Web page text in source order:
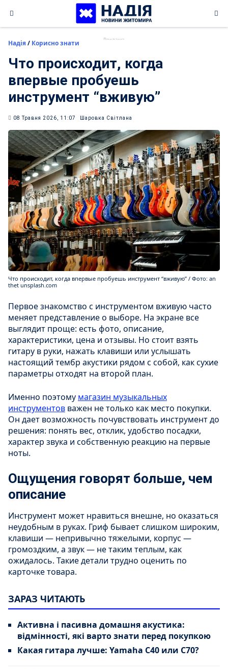
content
Надія/ Корисно знати
Что происходит, когда
впервые пробуешь
инструмент “вживую”
08 Травня 2026, 11:07 Шаровка Світлана
Что происходит, когда впервые пробуешь инструмент “вживую” / Фото: an
thet unsplash.com
Первое знакомство с инструментом вживую часто
меняет представление о выборе. На экране все
выглядит проще: есть фото, описание,
характеристики, цена и отзывы. Но стоит взять
гитару в руки, нажать клавиши или услышать
настоящий тембр акустики рядом с собой, как сухие
параметры отходят на второй план.
Именно поэтому магазин музыкальных
инструментов важен не только как место покупки.
Он дает возможность почувствовать инструмент до
решения: понять вес, отклик, удобство посадки,
характер звука и собственную реакцию на первые
ноты.
Ощущения говорят больше, чем
описание
Инструмент может нравиться внешне, но оказаться
неудобным в руках. Гриф бывает слишком широким,
клавиши — непривычно тяжелыми, корпус —
громоздким, а звук — не таким теплым, как
ожидалось. Такие детали трудно оценить по
карточке товара.
ЗАРАЗ ЧИТАЮТЬ
Активна і пасивна домашня акустика:
відмінності, які варто знати перед покупкою
Какая гитара лучше: Yamaha C40 или C70?